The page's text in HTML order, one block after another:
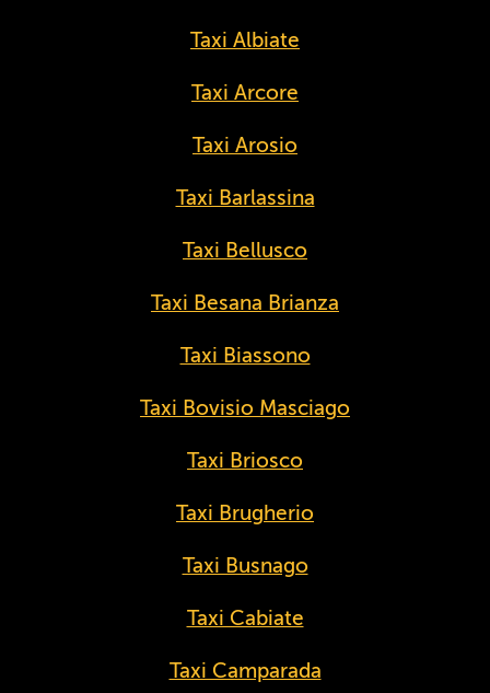
Taxi Albiate
Taxi Arcore
Taxi Arosio
Taxi Barlassina
Taxi Bellusco
Taxi Besana Brianza
Taxi Biassono
Taxi Bovisio Masciago
Taxi Briosco
Taxi Brugherio
Taxi Busnago
Taxi Cabiate
Taxi Camparada